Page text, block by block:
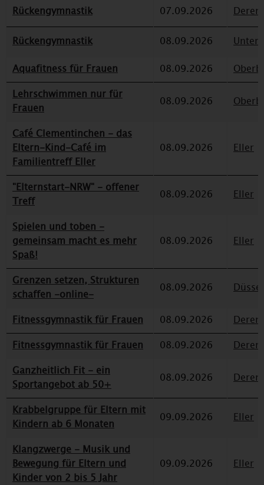
Rückengymnastik 07.09.2026
Rückengymnastik 08.09.2026
Aquafitness für Frauen
08.09.2026
Lehrschwimmen nur für
Frauen
08.09.2026
Café Clementinchen - das
Eltern-Kind-Café im
Familientreff Eller
08.09.2026 Eller
"Elternstart-NRW" - offener
Treff
08.09.2026 Eller
Spielen und toben -
gemeinsam macht es mehr
Spaß!
08.09.2026 Eller
Grenzen setzen, Strukturen
schaffen -online-
08.09.2026
Fitnessgymnastik für Frauen 08.09.2026
Fitnessgymnastik für Frauen
08.09.2026
Ganzheitlich Fit - ein
Sportangebot ab 50+
08.09.2026
Krabbelgruppe für Eltern mit
Kindern ab 6 Monaten
09.09.2026 Eller
Klangzwerge - Musik und
Bewegung für Eltern und
Kinder von 2 bis 5 Jahr
09.09.2026 Eller